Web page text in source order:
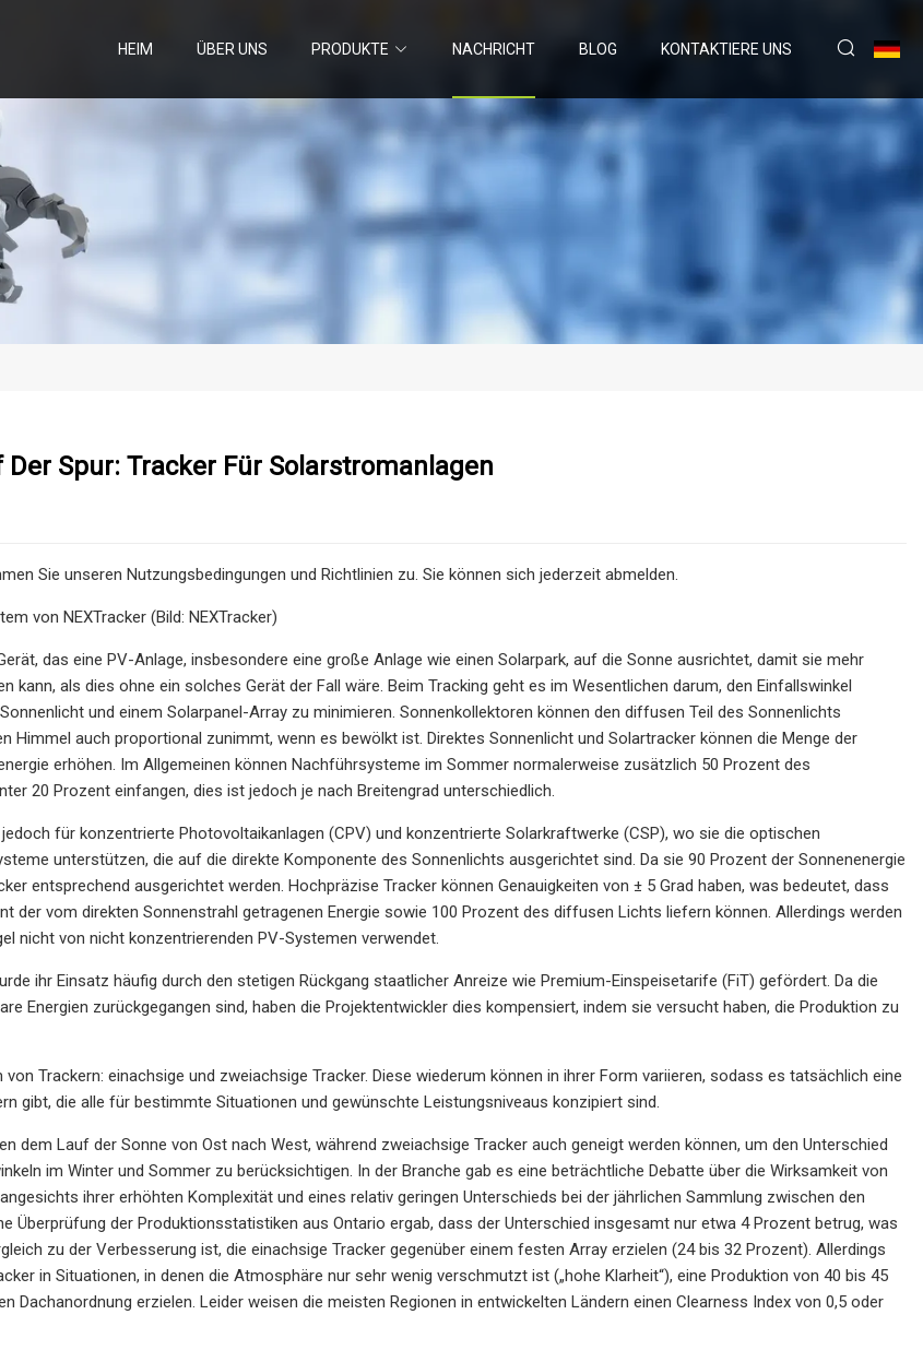
HEIM ÜBER UNS PRODUKTE NACHRICHT BLOG KONTAKTIERE UNS
Der Spur: Tracker Für Solarstromanlagen
Sie unseren Nutzungsbedingungen und Richtlinien zu. Sie können sich jederzeit abmelden.
von NEXTracker (Bild: NEXTracker)
das eine PV-Anlage, insbesondere eine große Anlage wie einen Solarpark, auf die Sonne ausrichtet, damit sie mehr
kann, als dies ohne ein solches Gerät der Fall wäre. Beim Tracking geht es im Wesentlichen darum, den Einfallswinkel
und einem Solarpanel-Array zu minimieren. Sonnenkollektoren können den diffusen Teil des Sonnenlichts
Himmel auch proportional zunimmt, wenn es bewölkt ist. Direktes Sonnenlicht und Solartracker können die Menge der
erhöhen. Im Allgemeinen können Nachführsysteme im Sommer normalerweise zusätzlich 50 Prozent des
20 Prozent einfangen, dies ist jedoch je nach Breitengrad unterschiedlich.
für konzentrierte Photovoltaikanlagen (CPV) und konzentrierte Solarkraftwerke (CSP), wo sie die optischen
unterstützen, die auf die direkte Komponente des Sonnenlichts ausgerichtet sind. Da sie 90 Prozent der Sonnenenergie
entsprechend ausgerichtet werden. Hochpräzise Tracker können Genauigkeiten von ± 5 Grad haben, was bedeutet, dass
der vom direkten Sonnenstrahl getragenen Energie sowie 100 Prozent des diffusen Lichts liefern können. Allerdings werden
nicht von nicht konzentrierenden PV-Systemen verwendet.
ihr Einsatz häufig durch den stetigen Rückgang staatlicher Anreize wie Premium-Einspeisetarife (FiT) gefördert. Da die
Energien zurückgegangen sind, haben die Projektentwickler dies kompensiert, indem sie versucht haben, die Produktion zu
von Trackern: einachsige und zweiachsige Tracker. Diese wiederum können in ihrer Form variieren, sodass es tatsächlich eine
gibt, die alle für bestimmte Situationen und gewünschte Leistungsniveaus konzipiert sind.
dem Lauf der Sonne von Ost nach West, während zweiachsige Tracker auch geneigt werden können, um den Unterschied
im Winter und Sommer zu berücksichtigen. In der Branche gab es eine beträchtliche Debatte über die Wirksamkeit von
ihrer erhöhten Komplexität und eines relativ geringen Unterschieds bei der jährlichen Sammlung zwischen den
Überprüfung der Produktionsstatistiken aus Ontario ergab, dass der Unterschied insgesamt nur etwa 4 Prozent betrug, was
zu der Verbesserung ist, die einachsige Tracker gegenüber einem festen Array erzielen (24 bis 32 Prozent). Allerdings
in Situationen, in denen die Atmosphäre nur sehr wenig verschmutzt ist („hohe Klarheit“), eine Produktion von 40 bis 45
Dachanordnung erzielen. Leider weisen die meisten Regionen in entwickelten Ländern einen Clearness Index von 0,5 oder